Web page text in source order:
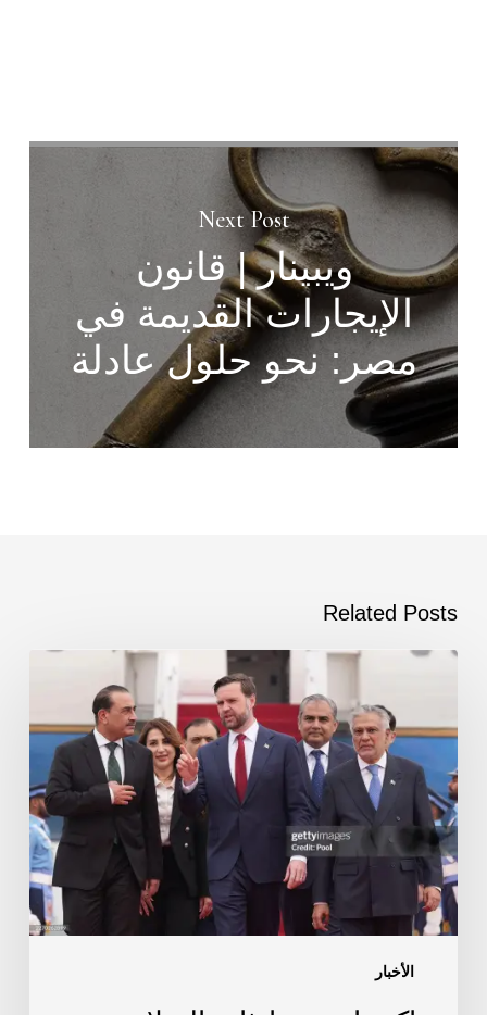
Next Post
ويبينار | قانون
الإيجارات القديمة في
مصر: نحو حلول عادلة
Related Posts
الأخبار
باكستان